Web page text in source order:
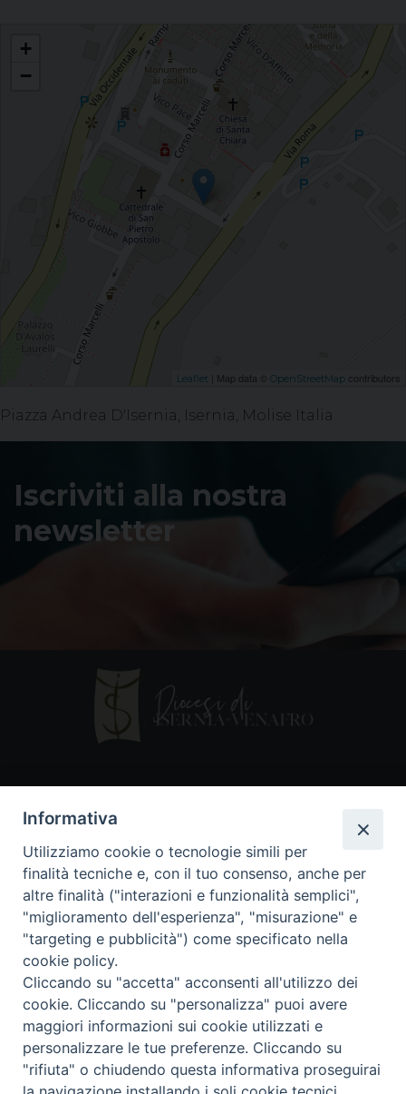
Celebrazione del Sacramento della Confermazione - Parrocchia S. Pietro
Apostolo, Isernia
+
−
Leaflet | Map data © OpenStreetMap contributors
Piazza Andrea D'Isernia, Isernia, Molise Italia
Iscriviti alla nostra
newsletter
86170 Isernia
086550849
segreteria@diocesiiserniavenafro.it
I nostri social
Copyright © 2018 - Diocesi di Isernia-Venafro (C.F.
90008750946). Riproduzione solo con permesso.
Tutti i diritti sono riservati
Informativa
Utilizziamo cookie o tecnologie simili per
finalità tecniche e, con il tuo consenso, anche per
altre finalità ("interazioni e funzionalità semplici",
"miglioramento dell'esperienza", "misurazione" e
"targeting e pubblicità") come specificato nella
cookie policy.
Cliccando su "accetta" acconsenti all'utilizzo dei
cookie. Cliccando su "personalizza" puoi avere
maggiori informazioni sui cookie utilizzati e
personalizzare le tue preferenze. Cliccando su
"rifiuta" o chiudendo questa informativa proseguirai